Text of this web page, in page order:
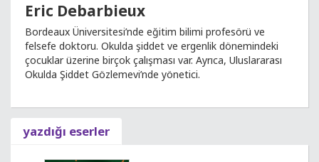
Eric Debarbieux
Bordeaux Üniversitesi’nde eğitim bilimi profesörü ve
felsefe doktoru. Okulda şiddet ve ergenlik dönemindeki
çocuklar üzerine birçok çalışması var. Ayrıca, Uluslararası
Okulda Şiddet Gözlemevi’nde yönetici.
yazdığı eserler